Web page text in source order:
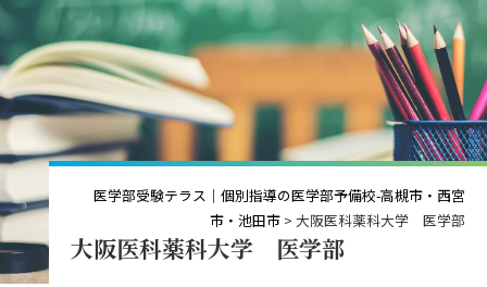
医学部受験テラス｜個別指導の医学部予備校-高槻市・西宮
市・池田市 > 大阪医科薬科大学 医学部
大阪医科薬科大学 医学部